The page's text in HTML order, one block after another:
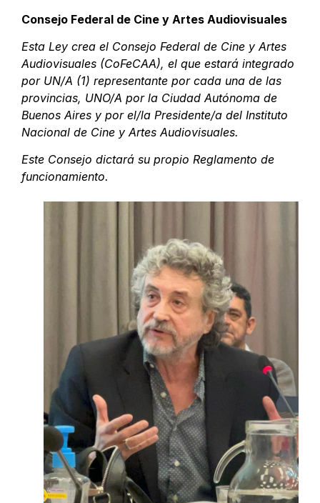
Consejo Federal de Cine y Artes Audiovisuales
Esta Ley crea el Consejo Federal de Cine y Artes
Audiovisuales (CoFeCAA), el que estará integrado
por UN/A (1) representante por cada una de las
provincias, UNO/A por la Ciudad Autónoma de
Buenos Aires y por el/la Presidente/a del Instituto
Nacional de Cine y Artes Audiovisuales.
Este Consejo dictará su propio Reglamento de
funcionamiento.